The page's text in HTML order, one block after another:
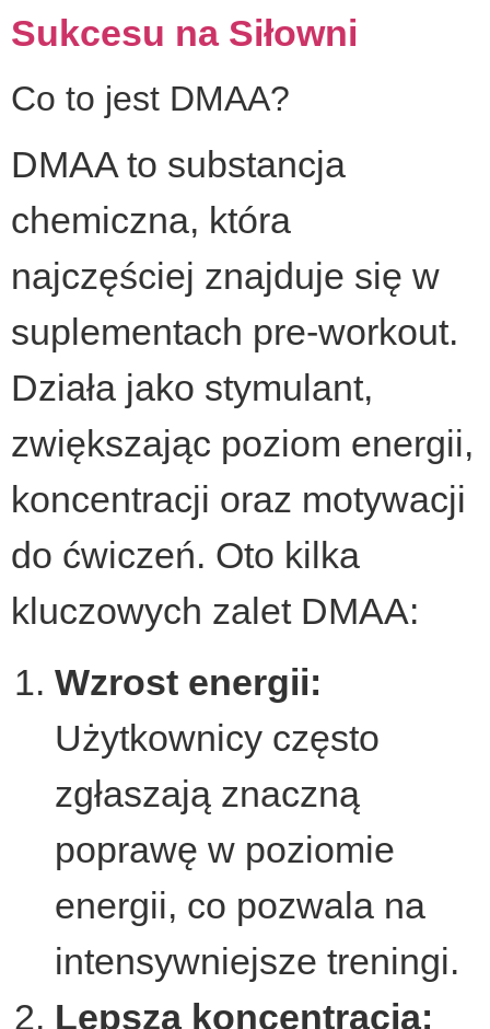
Sukcesu na Siłowni
Co to jest DMAA?
DMAA to substancja
chemiczna, która
najczęściej znajduje się w
suplementach pre-workout.
Działa jako stymulant,
zwiększając poziom energii,
koncentracji oraz motywacji
do ćwiczeń. Oto kilka
kluczowych zalet DMAA:
Wzrost energii:
Użytkownicy często
zgłaszają znaczną
poprawę w poziomie
energii, co pozwala na
intensywniejsze treningi.
Lepsza koncentracja: